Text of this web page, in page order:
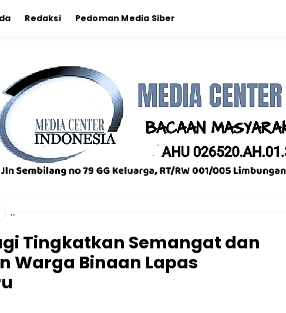
Redaksi Pedoman Media Siber
Tingkatkan Semangat dan
Warga Binaan Lapas